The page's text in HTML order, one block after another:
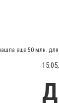
еще 50 млн.